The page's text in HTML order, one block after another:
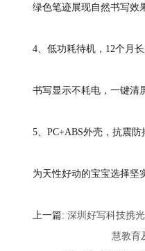
绿色笔迹展现自然书写效
4、低功耗待机，12个月
书写显示不耗电，一键清
5、PC+ABS外壳，抗震防
为天性好动的宝宝选择坚
上一篇: 深圳好写科技携
慧教育